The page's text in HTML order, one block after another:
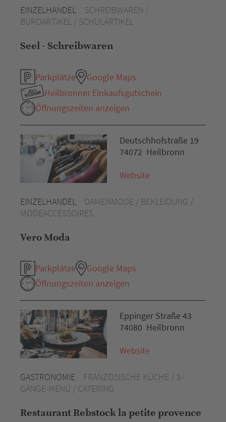
EINZELHANDEL
SCHREIBWAREN /
BÜROARTIKEL / SCHULARTIKEL
Seel - Schreibwaren
Parkplätze
Google Maps
Heilbronner Einkaufsgutschein
Öffnungszeiten anzeigen
EINZELHANDEL
DAMENMODE / BEKLEIDUNG /
MODEACCESSOIRES
Vero Moda
Parkplätze
Google Maps
Öffnungszeiten anzeigen
Deutschhofstraße 19
74072 Heilbronn
Website
GASTRONOMIE
FRANZÖSISCHE KÜCHE / 3-
GÄNGE-MENÜ / CATERING
Restaurant Rebstock la petite provence
Eppinger Straße 43
74080 Heilbronn
Website